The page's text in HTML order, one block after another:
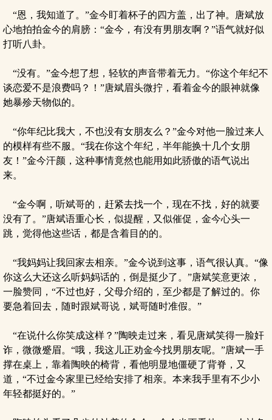
“恩，我知道了。”金今盯着杯子的四方盖，出了神。唐斌放
心地拍拍金今的肩膀：“金今，有没有男朋友啊？”语气就好似
打听八卦。
“没有。”金今想了想，轻软的声音带着无力。“你这个年纪不
谈恋爱不是浪费吗？！”唐斌眉头微拧，看着金今的眼神就像
她暴殄天物似的。
“你年纪比我大，不也没有女朋友么？”金今对他一脸过来人
的模样有些不服。“我在你这个年纪，半年能换十几个女朋
友！”金今汗颜，这种事情竟然也能用如此骄傲的语气说出
来。
“金今啊，听斌哥的，赶紧去找一个，现在不找，好的就要
没有了。”唐斌语重心长，似提醒，又似催促，金今心头一
跳，觉得他这些话，都是含着目的的。
“我妈妈让我回家去相亲。”金今说到这事，语气很认真。“像
你这么大还这么听妈妈话的，倒是挺少了。”唐斌笑意更浓，
一脸赞同，“不过也好，父母介绍的，至少都是了解过的。你
要急着回去，随时跟斌哥说，斌哥随时准假。”
“在说什么你笑成这样？”陶映走过来，看见唐斌笑得一脸奸
诈，微微蹙眉。“哦，我这儿正劝金今找男朋友呢。”唐斌一手
撑在桌上，靠着陶映的椅背，看他明显地僵硬了背脊，又
道，“不过金今家里已经给安排了相亲。本来我手里有不少小
年轻都挺好的。”